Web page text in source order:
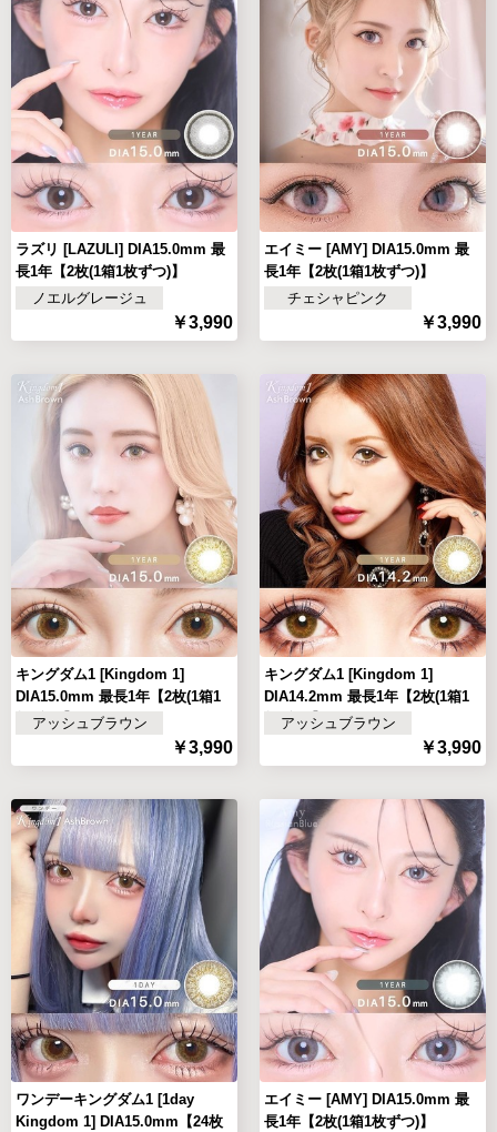
ラズリ [LAZULI] DIA15.0mm 最
長1年【2枚(1箱1枚ずつ)】
ノエルグレージュ
￥3,990
エイミー [AMY] DIA15.0mm 最
長1年【2枚(1箱1枚ずつ)】
チェシャピンク
￥3,990
キングダム1 [Kingdom 1]
DIA15.0mm 最長1年【2枚(1箱1
枚ずつ)】
アッシュブラウン
￥3,990
キングダム1 [Kingdom 1]
DIA14.2mm 最長1年【2枚(1箱1
枚ずつ)】
アッシュブラウン
￥3,990
ワンデーキングダム1 [1day
Kingdom 1] DIA15.0mm【24枚
エイミー [AMY] DIA15.0mm 最
長1年【2枚(1箱1枚ずつ)】